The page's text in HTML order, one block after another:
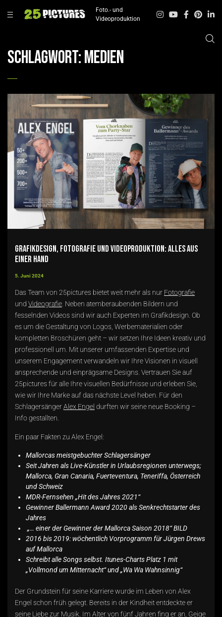
Foto.- und
Videoproduktion
Schlagwort:Medien
Grafikdesign, Fotografie und Videoproduktion: Alles aus
einer Hand
5. Juni 2024
Das Team von 25pictures bietet weit mehr als nur Fotografie
und Videografie . Neben atemberaubenden Bildern und
fesselnden Videos sind wir auch Experten im Grafikdesign. Ob
es um die Gestaltung von Logos, Werbematerialien oder
kompletten Broschüren geht – wir setzen Ihre Ideen kreativ und
professionell um. Mit unserer umfassenden Expertise und
unserem Engagement verwandeln wir Ihre Visionen in visuell
ansprechende und einprägsame Designs. Vertrauen Sie auf
25pictures für alle Ihre visuellen Bedürfnisse und erleben Sie,
wie wir Ihre Marke auf das nächste Level heben. Für den
SchlagersängerAlex Engel durften wir seine neue Booking –
Info gestallten.
Ein paar Fakten zu Alex Engel:
Mallorcas meistgebuchter Schlagersänger
Seit Jahren als Live-Künstler in Urlaubsregionen unterwegs;
Mallorca, Gran Canaria, Fuerteventura, Teneriffa, Österreich
und Schweiz
MDR-Fernsehen „Hit des Jahres 2021“
Gewinner Ballermann Award 2020 als Senkrechtstarter des
Jahres
„… einer der Gewinner der Mallorca Saison 2018“ BILD
2016 bis 2019: wöchentlich Vorprogramm für Jürgen Drews
auf Mallorca
Schreibt alle Songs selbst. Itunes-Charts Platz 1 mit
„Vollmond um Mitternacht“ und „Wa Wa Wahnsinnig“
Der Grundstein für seine Karriere wurde im Leben von Alex
Engel schon früh gelegt. Bereits in der Kindheit entdeckte er
seine Liebe zur Musik. Im Alter von fünf Jahren fing er an, Geige